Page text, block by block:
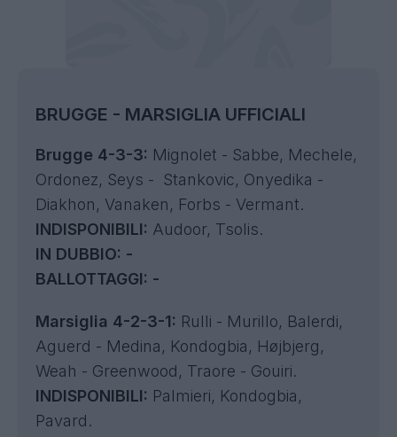
BRUGGE - MARSIGLIA UFFICIALI
Brugge 4-3-3: Mignolet - Sabbe, Mechele,
Ordonez, Seys - Stankovic, Onyedika -
Diakhon, Vanaken, Forbs - Vermant.
INDISPONIBILI: Audoor, Tsolis.
IN DUBBIO: -
BALLOTTAGGI: -
Marsiglia 4-2-3-1: Rulli - Murillo, Balerdi,
Aguerd - Medina, Kondogbia, Højbjerg,
Weah - Greenwood, Traore - Gouiri.
INDISPONIBILI: Palmieri, Kondogbia,
Pavard.